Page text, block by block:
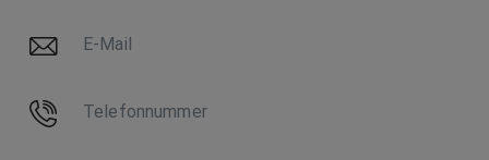
E-Mail
Telefonnummer